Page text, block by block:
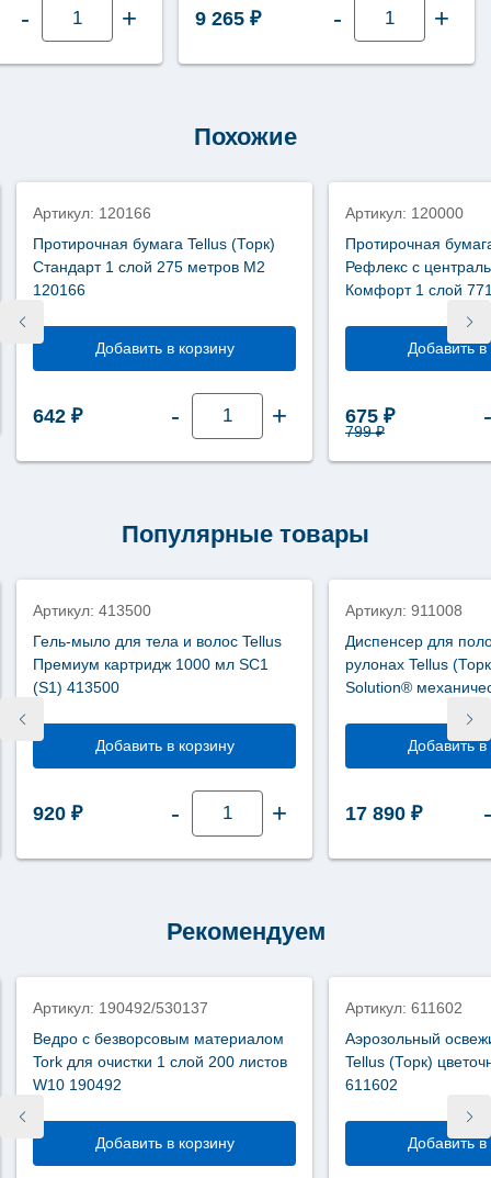
-
товара
для
протирочных
+ 9 265 ₽ -
товара
для
протирочных
+
Похожие
Артикул: 120166
Протирочная бумага Tellus (Торк)
Стандарт 1 слой 275 метров М2
120166
Добавить в корзину
642 ₽ -
Количество
товара
бумага
Tellus
275
метров
120166
+
Артикул: 120000
Протирочная
Рефлекс с
Комфорт 1 слой
Добавить в
799₽
675 ₽Текущая -
Популярные товары
Артикул: 413500
Гель-мыло для тела и волос Tellus
Премиум картридж 1000 мл SC1
(S1) 413500
Добавить в корзину
920 ₽ -
Количество
товара
мыло
для
Премиум
мл
(S1)
+
Артикул: 911008
Диспенсер для
рулонах Tellus
Solution®
пластик НТ1 911008
Добавить в
17 890 ₽ -
Рекомендуем
Артикул: 190492/530137
Ведро с безворсовым материалом
Tork для очистки 1 слой 200 листов
W10 190492
Добавить в корзину
Артикул: 611602
Аэрозольный
Tellus (Торк)
611602
Добавить в